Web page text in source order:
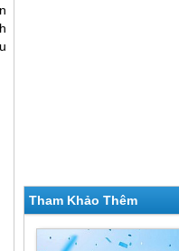
Tham Khảo Thêm